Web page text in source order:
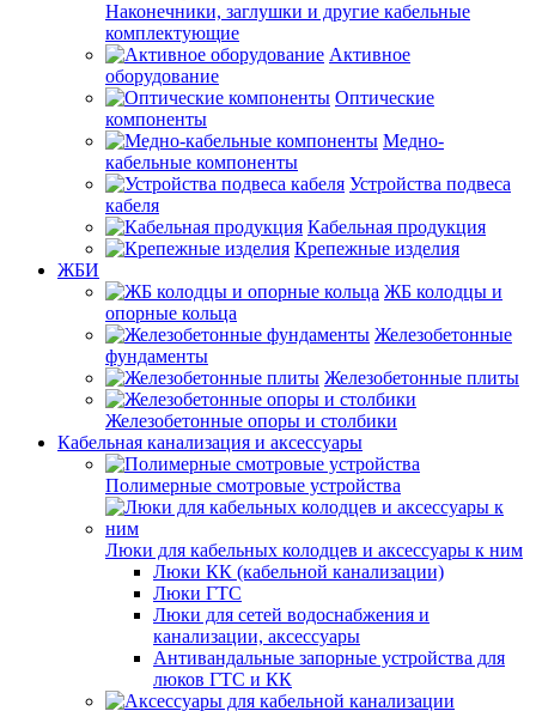
Наконечники, заглушки и другие кабельные
комплектующие
Активное
оборудование
Оптические
компоненты
Медно-
кабельные компоненты
Устройства подвеса
кабеля
Кабельная продукция
Крепежные изделия
ЖБИ
ЖБ колодцы и
опорные кольца
Железобетонные
фундаменты
Железобетонные плиты
Железобетонные опоры и столбики
Кабельная канализация и аксессуары
Полимерные смотровые устройства
Люки для кабельных колодцев и аксессуары к ним
Люки КК (кабельной канализации)
Люки ГТС
Люки для сетей водоснабжения и
канализации, аксессуары
Антивандальные запорные устройства для
люков ГТС и КК